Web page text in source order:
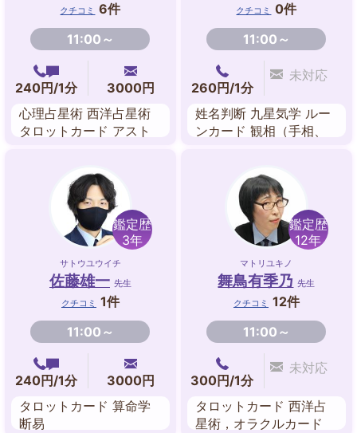
クチコミ
6件
11:00～
240円/1分
3000円
心理占星術 西洋占星術
タロットカード アスト
クチコミ
0件
11:00～
260円/1分
未対応
姓名判断 九星気学 ルー
ンカード 観相（手相、
鑑定歴
3年
サトウユウイチ
佐藤雄一 先生
クチコミ 1件
11:00～
240円/1分
3000円
タロットカード 算命学
断易
鑑定歴
12年
マトリユキノ
舞鳥有季乃 先生
クチコミ 12件
11:00～
300円/1分
未対応
タロットカード 西洋占
星術，オラクルカード